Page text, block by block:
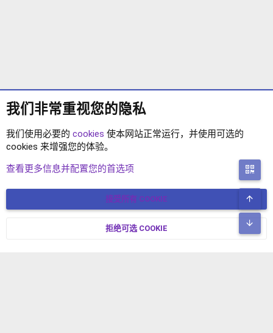
XENFORO 1.5 插件
简体中文 联系我们
© COPYRIGHT 2017-2026 XENFORO中文社区 版权所有 冀ICP备
我们非常重视您的隐私
我们使用必要的 cookies 使本网站正常运行，并使用可选的
cookies 来增强您的体验。
查看更多信息并配置您的首选项
接受所有 COOKIE
拒绝可选 COOKIE